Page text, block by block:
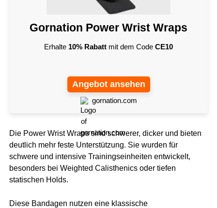
Gornation Power Wrist Wraps
Erhalte 10% Rabatt mit dem Code CE10
Angebot ansehen
gornation.com
Die Power Wrist Wraps sind schwerer, dicker und bieten
deutlich mehr feste Unterstützung. Sie wurden für
schwere und intensive Trainingseinheiten entwickelt,
besonders bei Weighted Calisthenics oder tiefen
statischen Holds.
Diese Bandagen nutzen eine klassische